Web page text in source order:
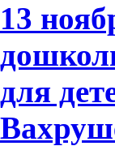
13
для